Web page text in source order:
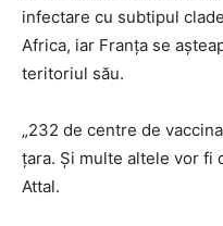
infectare cu subtipul
Africa, iar Franţa se
teritoriul său.
„232 de centre de
ţara. Şi multe altele vor fi
Attal.